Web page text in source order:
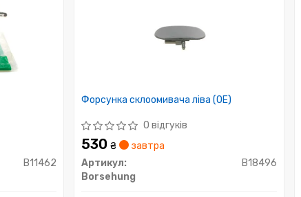
B11462
Форсунка склоомивача ліва (OE)
0 відгуків
530₴
завтра
Артикул:
B18496
Borsehung